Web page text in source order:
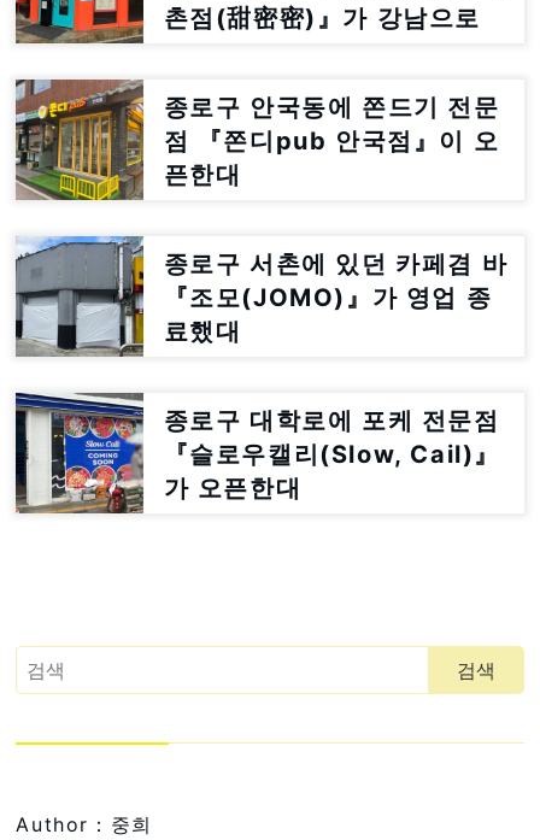
촌점(甜密密)』가 강남으로
종로구 안국동에 쫀드기 전문
점 『쫀디pub 안국점』이 오
픈한대
종로구 서촌에 있던 카페겸 바
『조모(JOMO)』가 영업 종
료했대
종로구 대학로에 포케 전문점
『슬로우캘리(Slow, Cail)』
가 오픈한대
Author：중희